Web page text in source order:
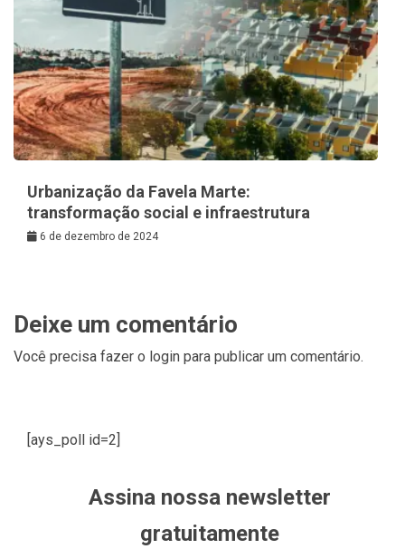
Urbanização da Favela Marte:
transformação social e infraestrutura
6 de dezembro de 2024
Deixe um comentário
Você precisa fazer o login para publicar um comentário.
[ays_poll id=2]
Assina nossa newsletter
gratuitamente